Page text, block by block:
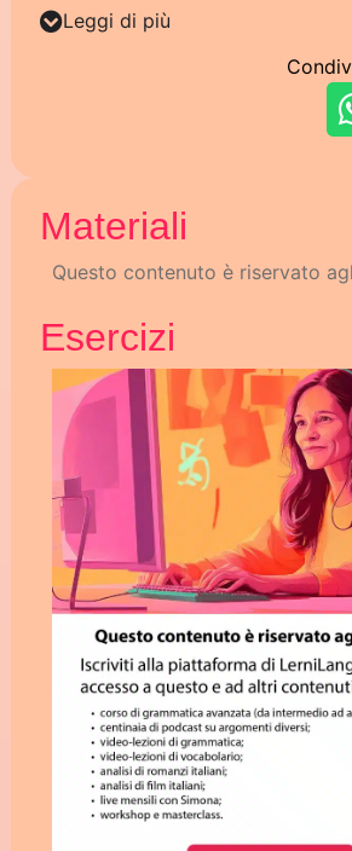
Leggi di più
Materiali
Questo contenuto è riservato
Esercizi